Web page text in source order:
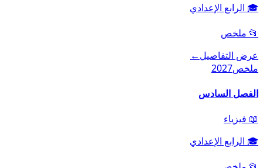
🎓 الرابع الإعدادي
📂 ملخص
عرض التفاصيل←
ملخص2027
الفصل السادس
📖 فيزياء
🎓 الرابع الإعدادي